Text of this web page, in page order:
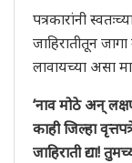
पत्रकारांनी
जाहिरातीतून
लावायच्या असा
‘नाव मोठे अन्
काही जिल्हा
जाहिराती द्या!